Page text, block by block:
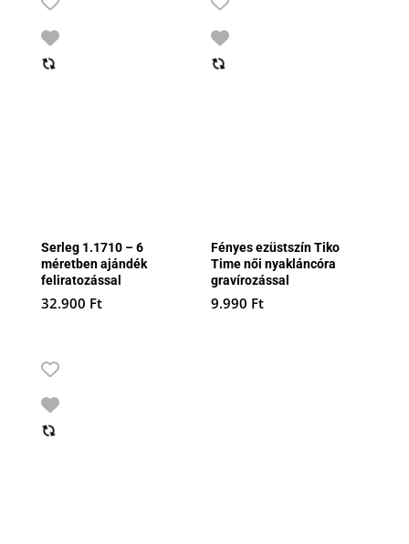
Serleg 1.1710 – 6
méretben ajándék
feliratozással
32.900 Ft
Fényes ezüstszín Tiko
Time női nyakláncóra
gravírozással
9.990 Ft